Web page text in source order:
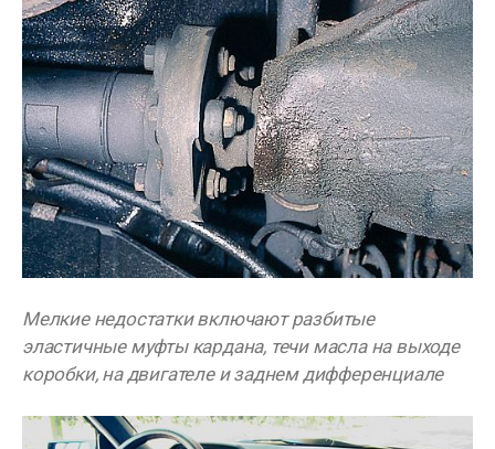
Мелкие недостатки включают разбитые
эластичные муфты кардана, течи масла на выходе
коробки, на двигателе и заднем дифференциале